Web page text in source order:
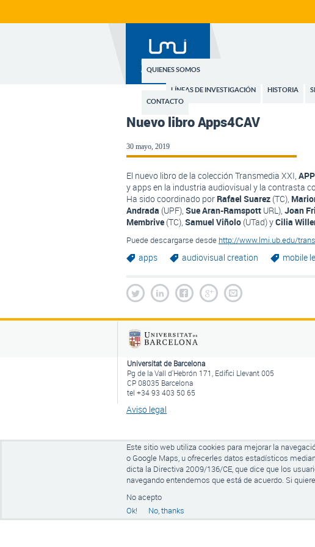
QUIENES SOMOS
LÍNEAS DE INVESTIGACIÓN HISTORIA
CONTACTO
Nuevo libro Apps4CAV
30 mayo, 2019
El nuevo libro de la colección Transmedia XXI,
y apps en la industria audiovisual y la contrasta
Ha sido coordinado por Rafael Suarez (TC),
Andrada (UPF), Sue Aran-Ramspott URL), Joan
Membrive (TC), Samuel Viñolo (UTad) yCilia
Puede descargarse desde http://www.lmi.ub.edu/
apps audiovisual creation mobile
Universitat de Barcelona
Pg de la Vall d'Hebrón 171, Edifici Llevant 005
CP 08035 Barcelona
tel +34 93 403 50 65
Aviso legal
Este sitio web utiliza cookies para mejorar la
o Google Maps, u ofrecerles datos estadísticos
dicta la Directiva 2009/136/CE, que dice que los
navegando entendemos que está de acuerdo. Si
No acepto
Ok!
No, thanks